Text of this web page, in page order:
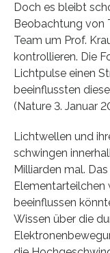
Doch es bleibt
Beobachtung von
Team um Prof.
kontrollieren. Die
Lichtpulse einen
beeinflussten
(Nature 3. Januar
Lichtwellen und
schwingen
Milliarden mal.
Elementarteilchen
beeinflussen
Wissen über die